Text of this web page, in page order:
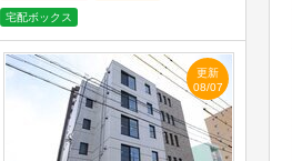
宅配ボックス
更新
08/07